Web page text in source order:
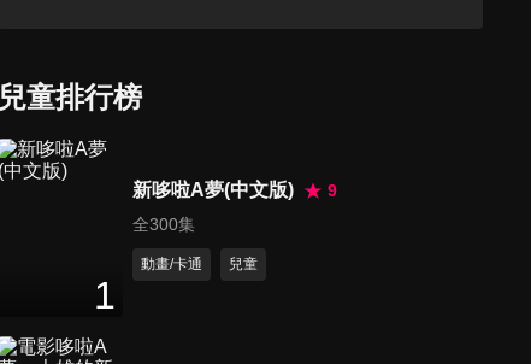
第7集 打水仗
4 分鐘
兒童排行榜
1
新哆啦A夢(中文版)
9
全300集
動畫/卡通 兒童